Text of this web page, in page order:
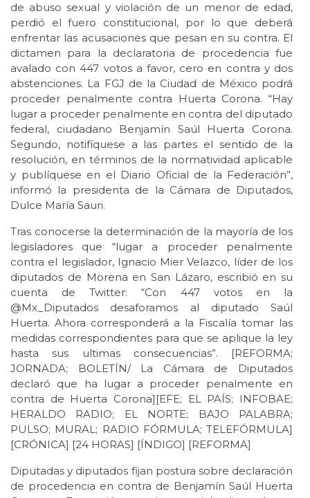
de abuso sexual y violación de un menor de edad,
perdió el fuero constitucional, por lo que deberá
enfrentar las acusaciones que pesan en su contra. El
dictamen para la declaratoria de procedencia fue
avalado con 447 votos a favor, cero en contra y dos
abstenciones. La FGJ de la Ciudad de México podrá
proceder penalmente contra Huerta Corona. “Hay
lugar a proceder penalmente en contra del diputado
federal, ciudadano Benjamín Saúl Huerta Corona.
Segundo, notifíquese a las partes el sentido de la
resolución, en términos de la normatividad aplicable
y publíquese en el Diario Oficial de la Federación”,
informó la presidenta de la Cámara de Diputados,
Dulce María Sauri.
Tras conocerse la determinación de la mayoría de los
legisladores que “lugar a proceder penalmente
contra el legislador, Ignacio Mier Velazco, líder de los
diputados de Morena en San Lázaro, escribió en su
cuenta de Twitter: “Con 447 votos en la
@Mx_Diputados desaforamos al diputado Saúl
Huerta. Ahora corresponderá a la Fiscalía tomar las
medidas correspondientes para que se aplique la ley
hasta sus ultimas consecuencias”. [REFORMA;
JORNADA; BOLETÍN/ La Cámara de Diputados
declaró que ha lugar a proceder penalmente en
contra de Huerta Corona][EFE; EL PAÍS; INFOBAE;
HERALDO RADIO; EL NORTE; BAJO PALABRA;
PULSO; MURAL; RADIO FÓRMULA; TELEFÓRMULA]
[CRÓNICA] [24 HORAS] [ÍNDIGO] [REFORMA]
Diputadas y diputados fijan postura sobre declaración
de procedencia en contra de Benjamín Saúl Huerta